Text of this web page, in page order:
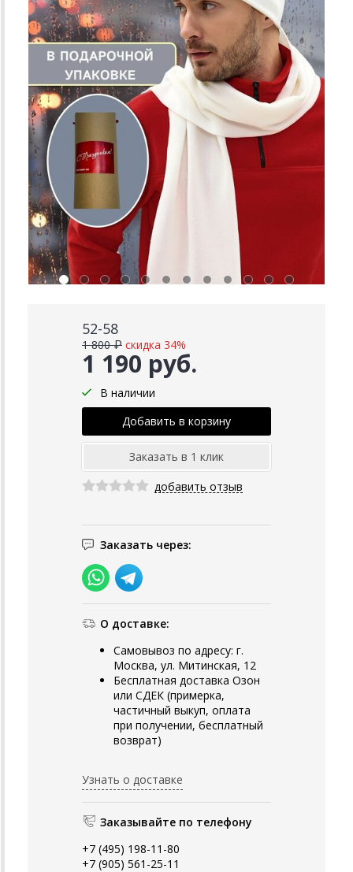
52-58
1 190 руб.
1 800 ₽ скидка 34%
В наличии
добавить отзыв
Заказать через:
О доставке:
Самовывоз по адресу: г.
Москва, ул. Митинская, 12
Бесплатная доставка Озон
или СДЕК (примерка,
частичный выкуп, оплата
при получении, бесплатный
возврат)
Узнать о доставке
Заказывайте по телефону
+7 (495) 198-11-80
+7 (905) 561-25-11